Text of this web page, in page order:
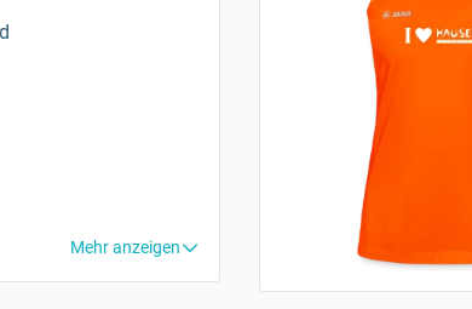
Mehr anzeigen